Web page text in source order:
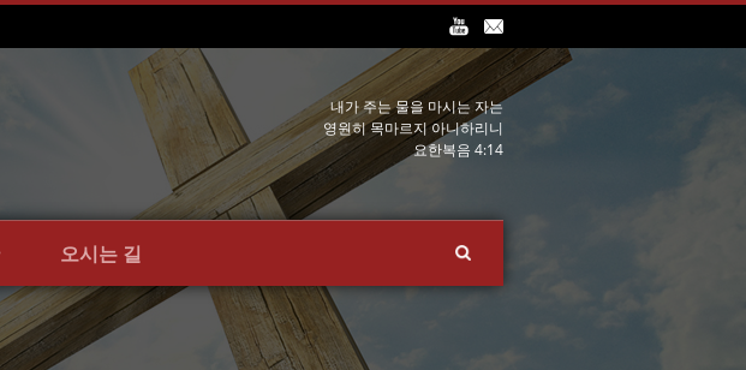
내가 주는 물을 마시는 자는
영원히 목마르지 아니하리니
요한복음 4:14
오시는 길